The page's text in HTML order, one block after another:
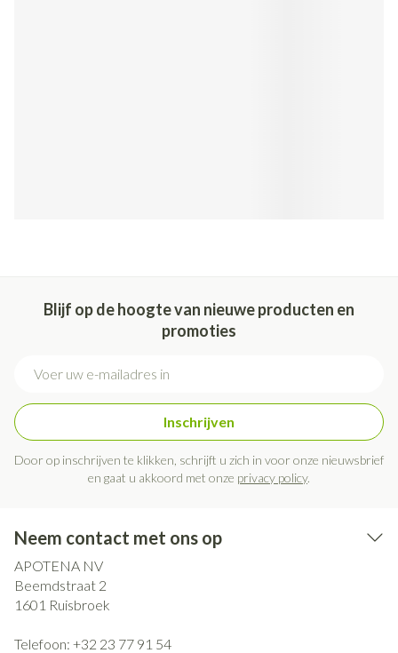
Blijf op de hoogte van nieuwe producten en
promoties
Inschrijven
Door op inschrijven te klikken, schrijft u zich in voor onze nieuwsbrief
en gaat u akkoord met onze privacy policy.
Neem contact met ons op
APOTENA NV
Beemdstraat 2
1601 Ruisbroek
Telefoon: +32 23 77 91 54